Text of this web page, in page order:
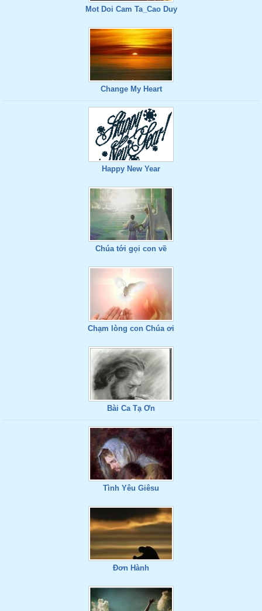
Mot Doi Cam Ta_Cao Duy
Change My Heart
Happy New Year
Chúa tới gọi con về
Chạm lòng con Chúa ơi
Bài Ca Tạ Ơn
Tình Yêu Giêsu
Đơn Hành